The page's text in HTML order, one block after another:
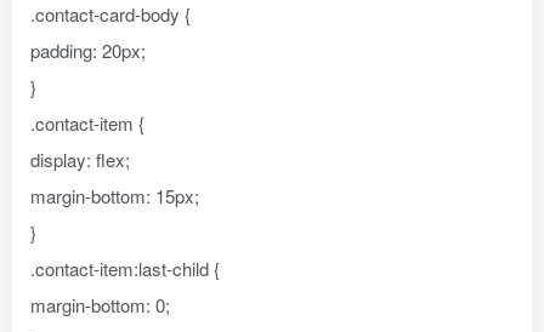
.contact-card-body {
padding: 20px;
}
.contact-item {
display: flex;
margin-bottom: 15px;
}
.contact-item:last-child {
margin-bottom: 0;